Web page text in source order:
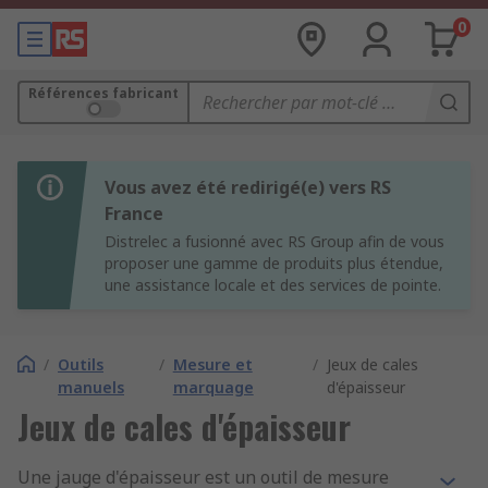
0
Références fabricant
Vous avez été redirigé(e) vers RS
France
Distrelec a fusionné avec RS Group afin de vous
proposer une gamme de produits plus étendue,
une assistance locale et des services de pointe.
/ Outils
manuels
/ Mesure et
marquage
/ Jeux de cales
d'épaisseur
Jeux de cales d'épaisseur
Une jauge d'épaisseur est un outil de mesure